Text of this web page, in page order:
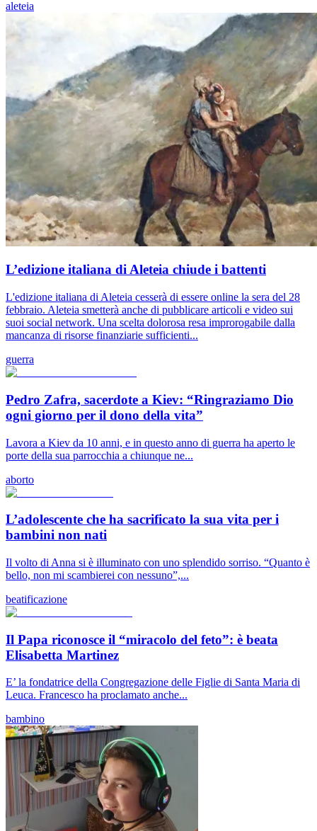
aleteia
L’edizione italiana di Aleteia chiude i battenti
L'edizione italiana di Aleteia cesserà di essere online la sera del 28
febbraio. Aleteia smetterà anche di pubblicare articoli e video sui
suoi social network. Una scelta dolorosa resa improrogabile dalla
mancanza di risorse finanziarie sufficienti...
guerra
Pedro Zafra, sacerdote a Kiev: “Ringraziamo Dio
ogni giorno per il dono della vita”
Lavora a Kiev da 10 anni, e in questo anno di guerra ha aperto le
porte della sua parrocchia a chiunque ne...
aborto
L’adolescente che ha sacrificato la sua vita per i
bambini non nati
Il volto di Anna si è illuminato con uno splendido sorriso. “Quanto è
bello, non mi scambierei con nessuno”,...
beatificazione
Il Papa riconosce il “miracolo del feto”: è beata
Elisabetta Martinez
E’ la fondatrice della Congregazione delle Figlie di Santa Maria di
Leuca. Francesco ha proclamato anche...
bambino